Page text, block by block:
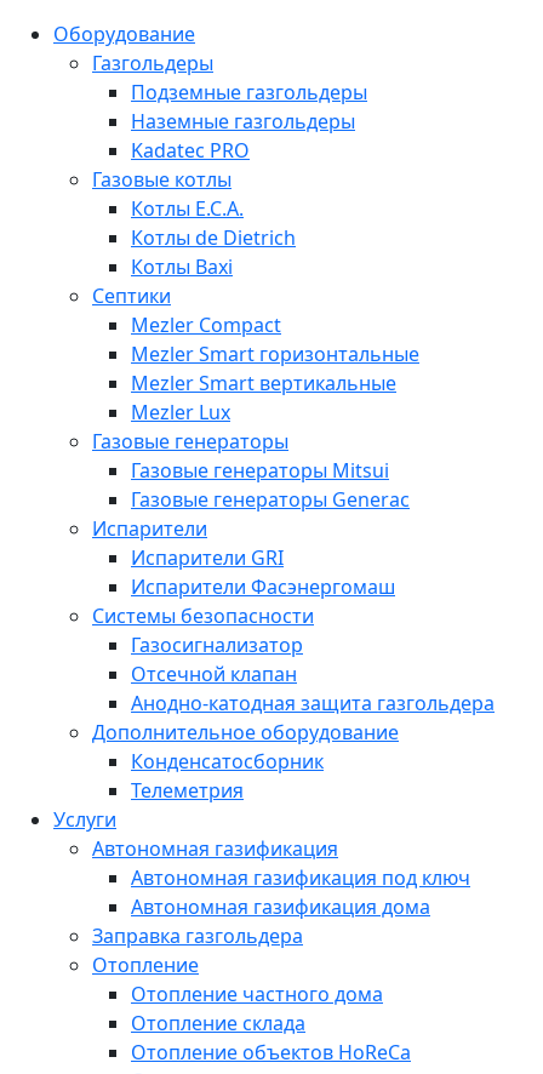
Оборудование
Газгольдеры
Подземные газгольдеры
Наземные газгольдеры
Kadatec PRO
Газовые котлы
Котлы E.C.A.
Котлы de Dietrich
Котлы Baxi
Септики
Mezler Compact
Mezler Smart горизонтальные
Mezler Smart вертикальные
Mezler Lux
Газовые генераторы
Газовые генераторы Mitsui
Газовые генераторы Generac
Испарители
Испарители GRI
Испарители Фасэнергомаш
Системы безопасности
Газосигнализатор
Отсечной клапан
Анодно-катодная защита газгольдера
Дополнительное оборудование
Конденсатосборник
Телеметрия
Услуги
Автономная газификация
Автономная газификация под ключ
Автономная газификация дома
Заправка газгольдера
Отопление
Отопление частного дома
Отопление склада
Отопление объектов HoReCa